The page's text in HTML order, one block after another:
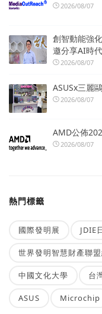
2026/08/07
創智動能強
邀分享AI時
2026/08/07
ASUSx三麗
2026/08/07
AMD公佈
2026/08/07
熱門標籤
國際發明展 JDIE
世界發明智慧財產聯
中國文化大學 台
ASUS Microchip